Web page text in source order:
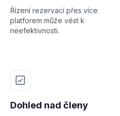
Řízení rezervací přes více
platforem může vést k
neefektivnosti.
Dohled nad členy